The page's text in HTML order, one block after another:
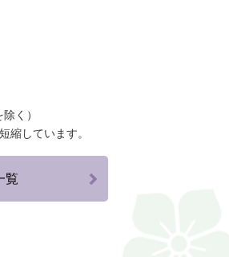
く）
縮しています。
覧